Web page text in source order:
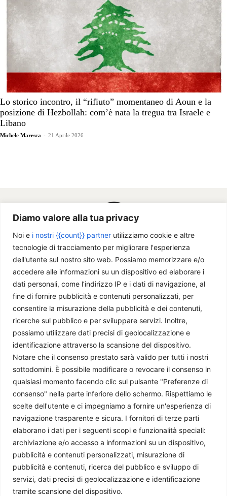
Diamo valore alla tua privacy
Noi e i nostri {{count}} partner utilizziamo cookie e altre
tecnologie di tracciamento per migliorare l'esperienza
dell'utente sul nostro sito web. Possiamo memorizzare e/o
accedere alle informazioni su un dispositivo ed elaborare i
dati personali, come l’indirizzo IP e i dati di navigazione, al
fine di fornire pubblicità e contenuti personalizzati, per
consentire la misurazione della pubblicità e dei contenuti,
ricerche sul pubblico e per sviluppare servizi. Inoltre,
possiamo utilizzare dati precisi di geolocalizzazione e
identificazione attraverso la scansione del dispositivo.
Notare che il consenso prestato sarà valido per tutti i nostri
sottodomini. È possibile modificare o revocare il consenso in
qualsiasi momento facendo clic sul pulsante "Preferenze di
consenso" nella parte inferiore dello schermo. Rispettiamo le
scelte dell'utente e ci impegniamo a fornire un'esperienza di
navigazione trasparente e sicura. I fornitori di terze parti
elaborano i dati per i seguenti scopi e funzionalità speciali:
archiviazione e/o accesso a informazioni su un dispositivo,
pubblicità e contenuti personalizzati, misurazione di
pubblicità e contenuti, ricerca del pubblico e sviluppo di
servizi, dati precisi di geolocalizzazione e identificazione
tramite scansione del dispositivo.
Lo storico incontro, il “rifiuto” momentaneo di Aoun e la
posizione di Hezbollah: com’è nata la tregua tra Israele e
Libano
Michele Maresca - 21 Aprile 2026
Chi siamo
Il Caffè Geopolitico è una Associazione di Promozione Sociale. Dal
2009 parliamo di politica internazionale, per diffondere una
conoscenza accessibile e aggiornata delle dinamiche geopolitiche che
segnano il mondo che ci circonda.
C.F./P.IVA 11078490965 - Testata giornalistica registrata presso il
Tribunale di Milano aut. n.398 del 10/12/2013 - ISSN 2384-9975
Scrivici:redazione@ilcaffegeopolitico.net
Seguici
Le opinioni espresse dagli autori potrebbero non rappresentare la